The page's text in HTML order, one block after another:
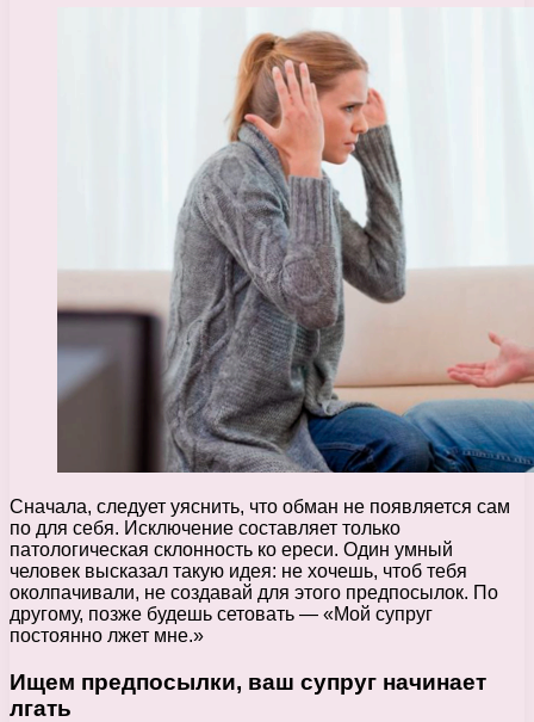
Сначала, следует уяснить, что обман не появляется сам
по для себя. Исключение составляет только
патологическая склонность ко ереси. Один умный
человек высказал такую идея: не хочешь, чтоб тебя
околпачивали, не создавай для этого предпосылок. По
другому, позже будешь сетовать — «Мой супруг
постоянно лжет мне.»
Ищем предпосылки, ваш супруг начинает
лгать